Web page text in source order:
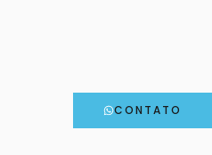
CONTATO